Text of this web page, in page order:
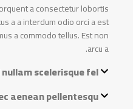
a consectetur lobortis
a a interdum odio orci a est
a commodo tellus. Est non
arcu a.
scelerisque fel
aenean pellentesqu